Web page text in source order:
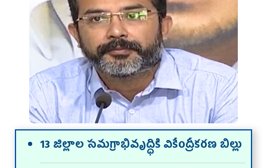
13 జిల్లాల సమగ్రాభివృద్ధికి వికేంద్రీకరణ బిల్లు